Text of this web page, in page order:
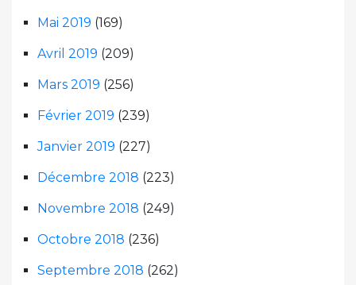
Mai 2019 (169)
Avril 2019 (209)
Mars 2019 (256)
Février 2019 (239)
Janvier 2019 (227)
Décembre 2018 (223)
Novembre 2018 (249)
Octobre 2018 (236)
Septembre 2018 (262)